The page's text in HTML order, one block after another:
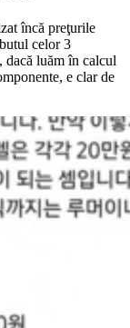
încă preţurile
celor 3
dacă luăm în calcul
e clar de